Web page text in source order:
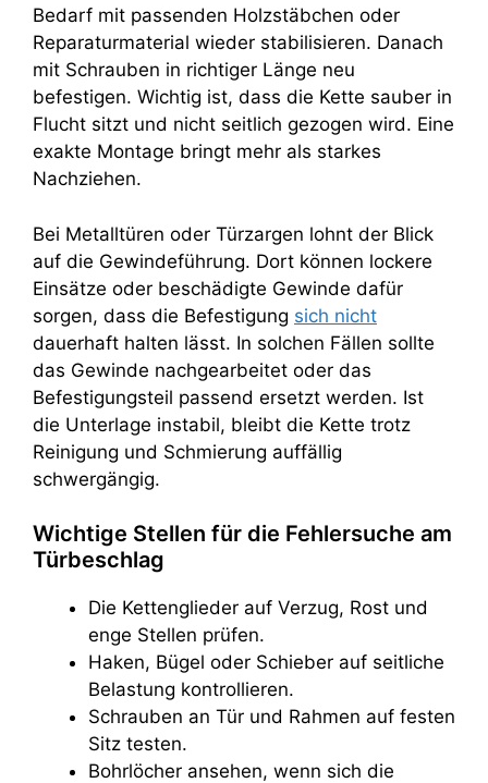
Bedarf mit passenden Holzstäbchen oder
Reparaturmaterial wieder stabilisieren. Danach
mit Schrauben in richtiger Länge neu
befestigen. Wichtig ist, dass die Kette sauber in
Flucht sitzt und nicht seitlich gezogen wird. Eine
exakte Montage bringt mehr als starkes
Nachziehen.
Bei Metalltüren oder Türzargen lohnt der Blick
auf die Gewindeführung. Dort können lockere
Einsätze oder beschädigte Gewinde dafür
sorgen, dass die Befestigung sich nicht
dauerhaft halten lässt. In solchen Fällen sollte
das Gewinde nachgearbeitet oder das
Befestigungsteil passend ersetzt werden. Ist
die Unterlage instabil, bleibt die Kette trotz
Reinigung und Schmierung auffällig
schwergängig.
Wichtige Stellen für die Fehlersuche am
Türbeschlag
Die Kettenglieder auf Verzug, Rost und
enge Stellen prüfen.
Haken, Bügel oder Schieber auf seitliche
Belastung kontrollieren.
Schrauben an Tür und Rahmen auf festen
Sitz testen.
Bohrlöcher ansehen, wenn sich die